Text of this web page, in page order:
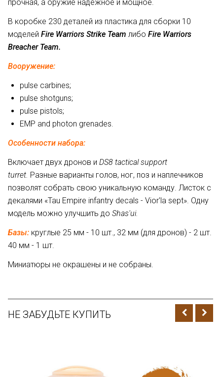
прочная, а оружие надежное и мощное.
В коробке 230 деталей из пластика для сборки 10
моделей Fire Warriors Strike Team либо Fire Warriors
Breacher Team.
Вооружение:
pulse carbines;
pulse shotguns;
pulse pistols;
EMP and photon grenades.
Особенности набора:
Включает двух дронов и DS8 tactical support
turret. Разные варианты голов, ног, поз и наплечников
позволят собрать свою уникальную команду. Листок с
декалями «Tau Empire infantry decals - Vior'la sept». Одну
модель можно улучшить до Shas'ui.
Базы: круглые 25 мм - 10 шт., 32 мм (для дронов) - 2 шт.
40 мм - 1 шт.
Миниатюры не окрашены и не собраны.
НЕ ЗАБУДЬТЕ КУПИТЬ